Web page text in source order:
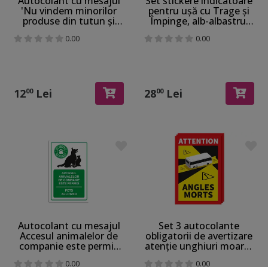
'Nu vindem minorilor
produse din tutun și
alcool', color, Folina,
15x20 cm
0.00
1200Lei
pentru ușă cu Trage și
Împinge, alb-albastru,
Folina, 15x6 cm
0.00
2800Lei
Autocolant cu mesajul
Accesul animalelor de
companie este permis
15x23 cm
0.00
Set 3 autocolante
obligatorii de avertizare
atenție unghiuri moarte
transportul de persoane
0.00